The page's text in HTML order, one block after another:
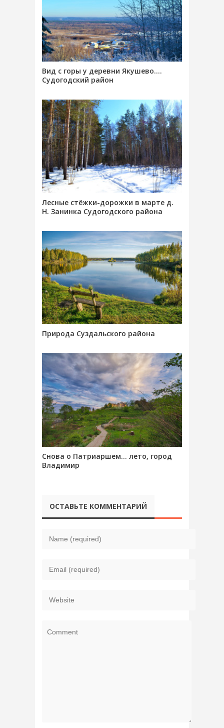
Вид с горы у деревни Якушево….
Судогодский район
Лесные стёжки-дорожки в марте д.
Н. Занинка Судогодского района
Природа Суздальского района
Снова о Патриаршем… лето, город
Владимир
ОСТАВЬТЕ КОММЕНТАРИЙ